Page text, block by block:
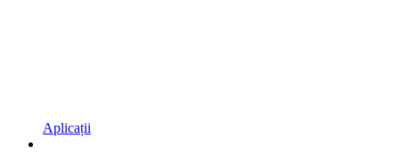
Aplicații